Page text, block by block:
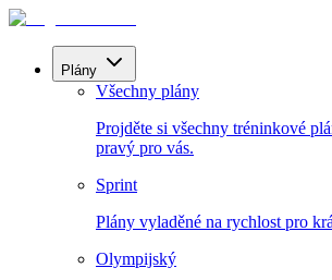
Plány
Všechny plány
Projděte si všechny tréninkové
pravý pro vás.
Sprint
Plány vyladěné na rychlost pro
Olympijský